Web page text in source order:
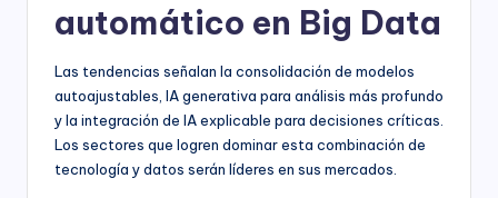
automático en Big Data
Las tendencias señalan la consolidación de modelos
autoajustables, IA generativa para análisis más profundo
y la integración de IA explicable para decisiones críticas.
Los sectores que logren dominar esta combinación de
tecnología y datos serán líderes en sus mercados.